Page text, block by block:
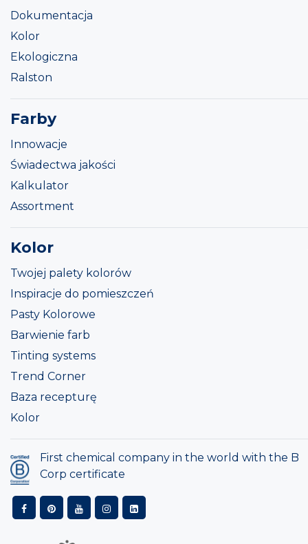
Dokumentacja
Kolor
Ekologiczna
Ralston
Farby
Innowacje
Świadectwa jakości
Kalkulator
Assortment
Kolor
Twojej palety kolorów
Inspiracje do pomieszczeń
Pasty Kolorowe
Barwienie farb
Tinting systems
Trend Corner
Baza recepturę
Kolor
First chemical company in the world with the B
Corp certificate